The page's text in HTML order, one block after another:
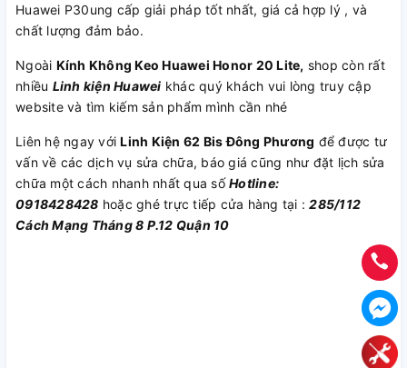
Huawei P30ung cấp giải pháp tốt nhất, giá cả hợp lý , và
chất lượng đảm bảo.
Ngoài Kính Không Keo Huawei Honor 20 Lite, shop còn rất
nhiều Linh kiện Huawei khác quý khách vui lòng truy cập
website và tìm kiếm sản phẩm mình cần nhé
Liên hệ ngay vớiLinh Kiện 62 Bis Đông Phương để được tư
vấn về các dịch vụ sửa chữa, báo giá cũng như đặt lịch sửa
chữa một cách nhanh nhất qua sốHotline:
0918428428 hoặc ghé trực tiếp cửa hàng tại :285/112
Cách Mạng Tháng 8 P.12 Quận 10